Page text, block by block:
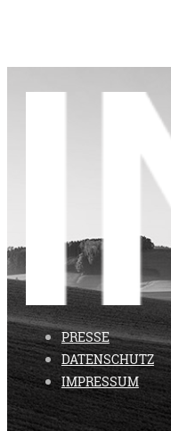
PRESSE
DATENSCHUTZ
IMPRESSUM